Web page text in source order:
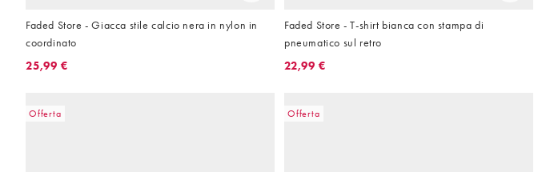
Faded Store - Giacca stile calcio nera in nylon in
coordinato
25,99 €
Faded Store - T-shirt bianca con stampa di
pneumatico sul retro
22,99 €
Offerta Offerta